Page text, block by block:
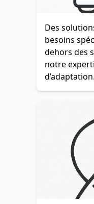
Des
besoins
dehors des
notre
d’adaptation.